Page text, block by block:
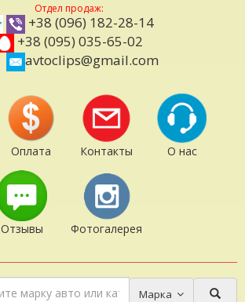
Отдел продаж:
+38 (096) 182-28-14
+38 (095) 035-65-02
avtoclips@gmail.com
Оплата Контакты О нас
Отзывы Фотогалерея
Марка